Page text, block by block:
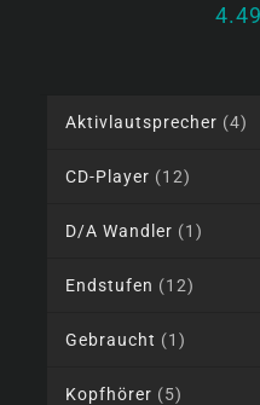
Aktivlautsprecher (4)
CD-Player (12)
D/A Wandler (1)
Endstufen (12)
Gebraucht (1)
Kopfhörer (5)